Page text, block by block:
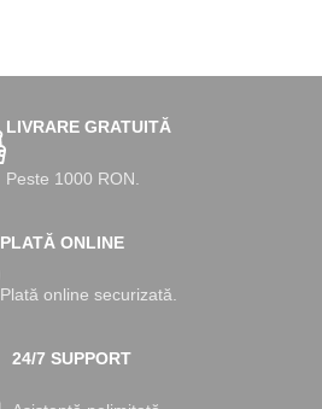
LIVRARE GRATUITĂ
Peste 1000 RON.
PLATĂ ONLINE
Plată online securizată.
24/7 SUPPORT